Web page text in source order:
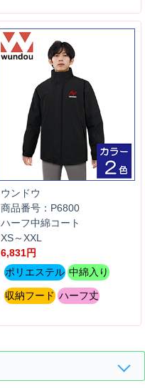
ウンドウ
商品番号：P6800
ハーフ中綿コート
XS～XXL
6,831円
ポリエステル 中綿入り
収納フード ハーフ丈